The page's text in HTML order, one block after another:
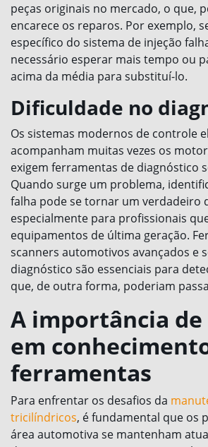
peças originais no mercado, o que,
encarece os reparos. Por exemplo,
específico do sistema de injeção
necessário esperar mais tempo ou
acima da média para substituí-lo.
Dificuldade no
Os sistemas modernos de controle
acompanham muitas vezes os
exigem ferramentas de diagnóstico
Quando surge um problema,
falha pode se tornar um verdadeiro
especialmente para profissionais
equipamentos de última geração.
scanners automotivos avançados e
diagnóstico são essenciais para
que, de outra forma, poderiam
A importância
em
ferramentas
Para enfrentar os desafios da
tricilíndricos, é fundamental que os
área automotiva se mantenham